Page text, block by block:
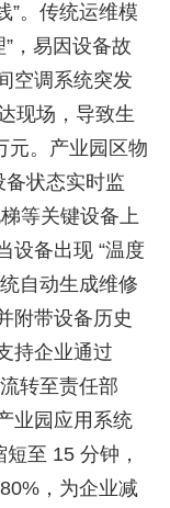
”。传统运维模
，易因设备故
空调系统突发
现场，导致生
元。产业园区物
备状态实时监
等关键设备上
设备出现 “温度
自动生成维修
附带设备历史
持企业通过
转至责任部
业园应用系统
至 15 分钟，
，为企业减